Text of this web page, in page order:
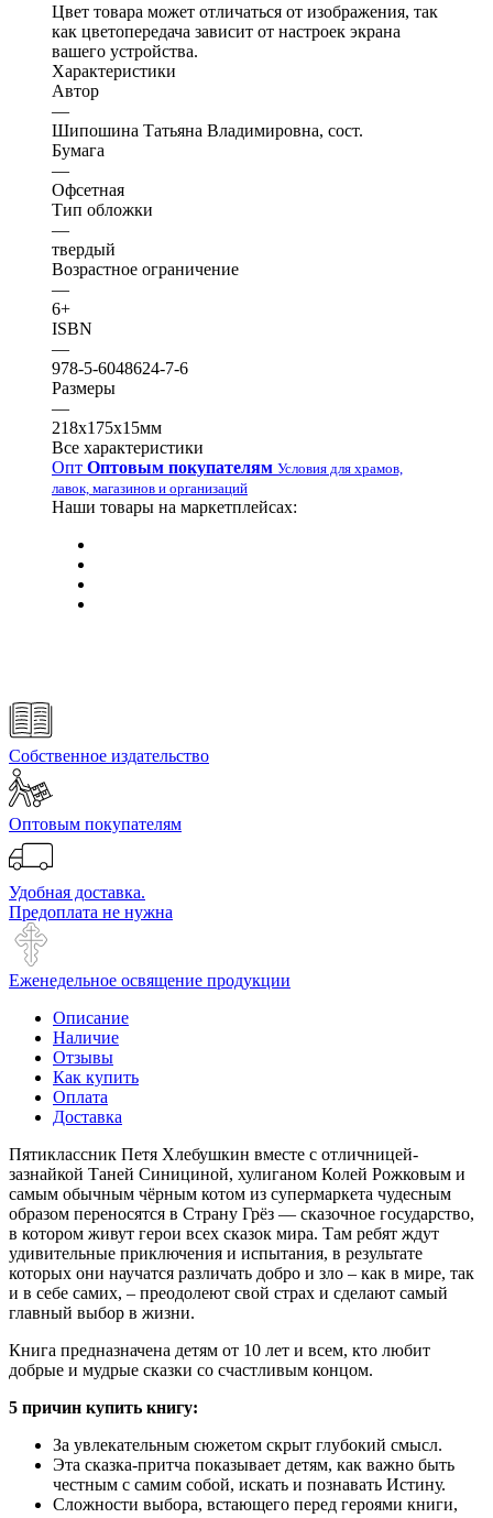
Цвет товара может отличаться от изображения, так
как цветопередача зависит от настроек экрана
вашего устройства.
Характеристики
Автор
—
Шипошина Татьяна Владимировна, сост.
Бумага
—
Офсетная
Тип обложки
—
твердый
Возрастное ограничение
—
6+
ISBN
—
978-5-6048624-7-6
Размеры
—
218х175х15мм
Все характеристики
Опт Оптовым покупателям Условия для храмов,
лавок, магазинов и организаций
Наши товары на маркетплейсах:
Собственное издательство
Оптовым покупателям
Удобная доставка.
Предоплата не нужна
Еженедельное освящение продукции
Описание
Наличие
Отзывы
Как купить
Оплата
Доставка
Пятиклассник Петя Хлебушкин вместе с отличницей-
зазнайкой Таней Синициной, хулиганом Колей Рожковым и
самым обычным чёрным котом из супермаркета чудесным
образом переносятся в Страну Грёз — сказочное государство,
в котором живут герои всех сказок мира. Там ребят ждут
удивительные приключения и испытания, в результате
которых они научатся различать добро и зло – как в мире, так
и в себе самих, – преодолеют свой страх и сделают самый
главный выбор в жизни.
Книга предназначена детям от 10 лет и всем, кто любит
добрые и мудрые сказки со счастливым концом.
5 причин купить книгу:
За увлекательным сюжетом скрыт глубокий смысл.
Эта сказка-притча показывает детям, как важно быть
честным с самим собой, искать и познавать Истину.
Сложности выбора, встающего перед героями книги,